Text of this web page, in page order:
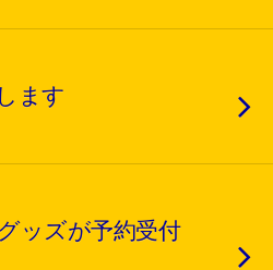
ます
ッズが予約受付